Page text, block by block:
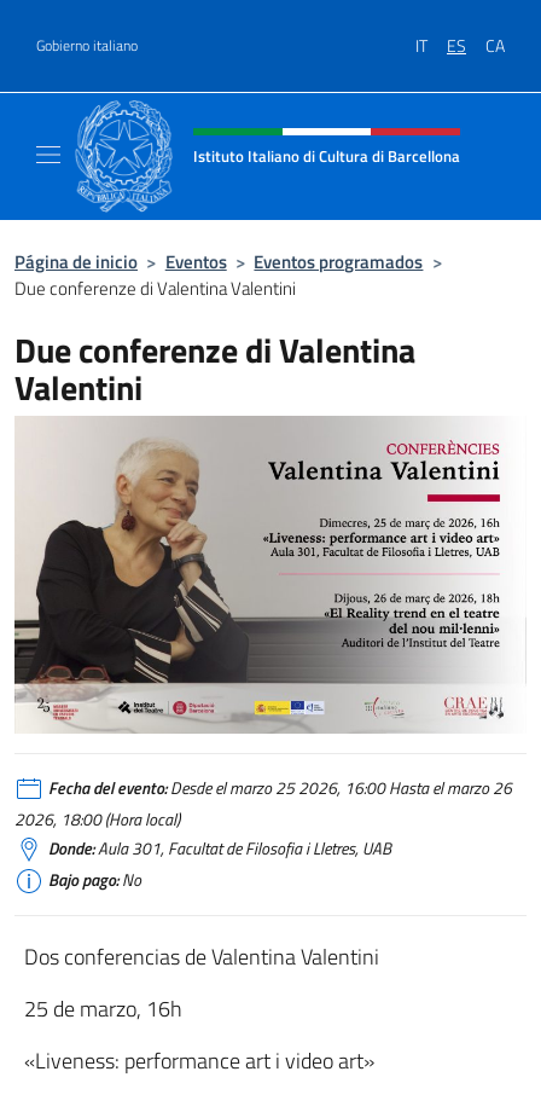
Gobierno italiano IT ES CA
Encabezado del sitio web,
Istituto Italiano di Cultura di Barcellona
Página de inicio > Eventos > Eventos programados >
Due conferenze di Valentina Valentini
Due conferenze di Valentina
Valentini
Fecha del evento:Desde el marzo 25 2026, 16:00 Hasta el marzo 26
2026, 18:00 (Hora local)
Donde:Aula 301, Facultat de Filosofia i Lletres, UAB
Bajo pago:No
Dos conferencias de Valentina Valentini
25 de marzo, 16h
«Liveness: performance art i video art»